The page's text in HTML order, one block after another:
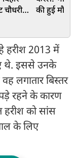
चौधरी
की हुई मौत,
हरीश 2013 में
थे. इससे उनके
लगातार बिस्तर
रहने के कारण
हरीश को सांस
के लिए